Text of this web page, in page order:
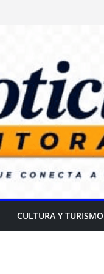
CULTURA Y TURISMO